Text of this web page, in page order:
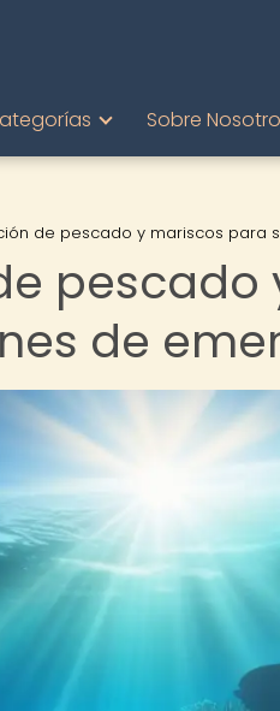
Sobre
de pescado y mariscos para
pescado
de